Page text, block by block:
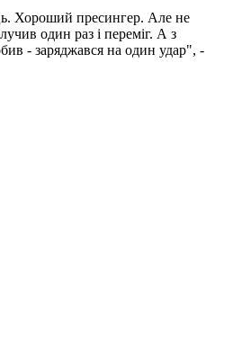
Хороший пресингер. Але не
один раз і переміг. А з
- заряджався на один удар", -